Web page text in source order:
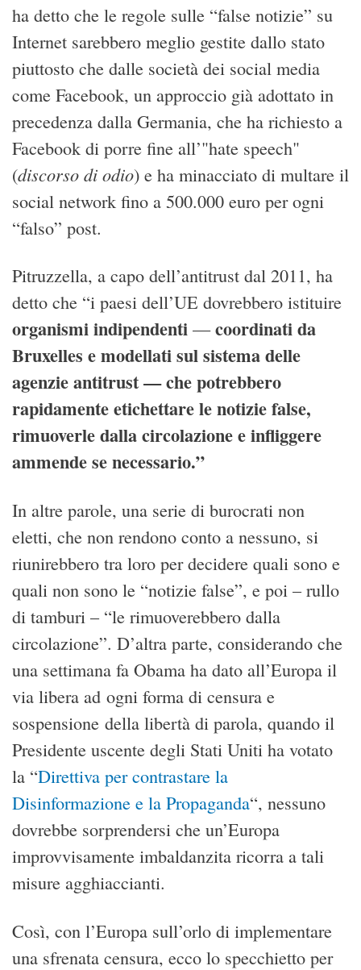
ha detto che le regole sulle “false notizie” su
Internet sarebbero meglio gestite dallo stato
piuttosto che dalle società dei social media
come Facebook, un approccio già adottato in
precedenza dalla Germania, che ha richiesto a
Facebook di porre fine all’"hate speech"
(discorso di odio) e ha minacciato di multare il
social network fino a 500.000 euro per ogni
“falso” post.
Pitruzzella, a capo dell’antitrust dal 2011, ha
detto che “i paesi dell’UE dovrebbero istituire
organismi indipendenti —coordinati da
Bruxelles e modellati sul sistema delle
agenzie antitrust — che potrebbero
rapidamente etichettare le notizie false,
rimuoverle dalla circolazione e infliggere
ammende se necessario.”
In altre parole, una serie di burocrati non
eletti, che non rendono conto a nessuno, si
riunirebbero tra loro per decidere quali sono e
quali non sono le “notizie false”, e poi – rullo
di tamburi – “le rimuoverebbero dalla
circolazione”. D’altra parte, considerando che
una settimana fa Obama ha dato all’Europa il
via libera ad ogni forma di censura e
sospensione della libertà di parola, quando il
Presidente uscente degli Stati Uniti ha votato
la “Direttiva per contrastare la
Disinformazione e la Propaganda“, nessuno
dovrebbe sorprendersi che un’Europa
improvvisamente imbaldanzita ricorra a tali
misure agghiaccianti.
Così, con l’Europa sull’orlo di implementare
una sfrenata censura, ecco lo specchietto per